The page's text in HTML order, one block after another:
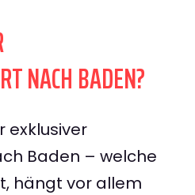
NACH BADEN?
exklusiver
Baden – welche
hängt vor allem